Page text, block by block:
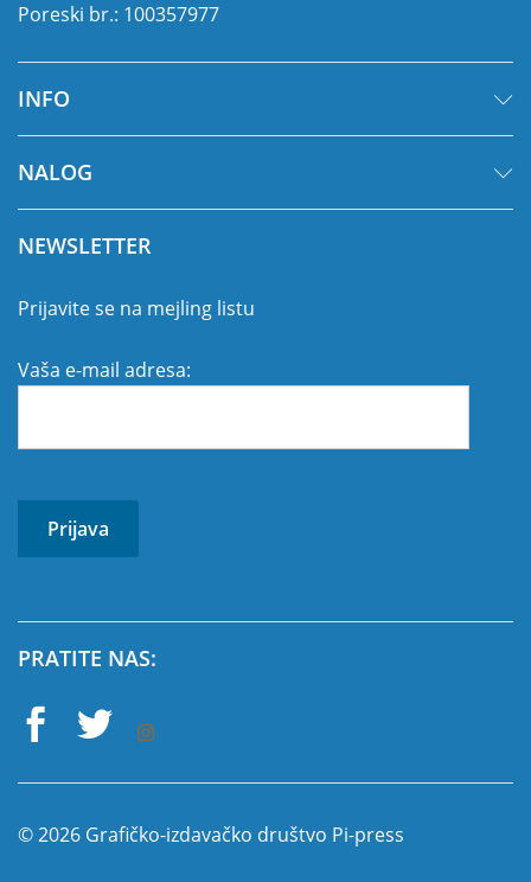
Poreski br.: 100357977
INFO
NALOG
NEWSLETTER
Prijavite se na mejling listu
Vaša e-mail adresa:
PRATITE NAS:
© 2026 Grafičko-izdavačko društvo Pi-press